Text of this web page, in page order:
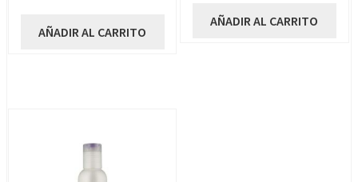
AÑADIR AL CARRITO
AÑADIR AL CARRITO